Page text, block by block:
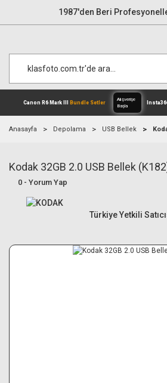
1987'den Beri
Canon R6 Mark IIIBundle
Anasayfa Depolama USB Bellek
Kodak 32GB 2.0 USB Bellek
0 - Yorum Yap
Türkiye Yetkili